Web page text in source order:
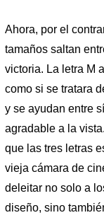
Ahora, por el
tamaños saltan
victoria. La letra M
como si se tratara
y se ayudan entre
agradable a la
que las tres letras
vieja cámara de
deleitar no solo a
diseño, sino